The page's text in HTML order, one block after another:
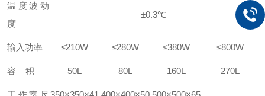
温度波动
度
±0.3℃
输入功率 ≤210W ≤280W ≤380W ≤800W
容 积 50L 80L 160L 270L